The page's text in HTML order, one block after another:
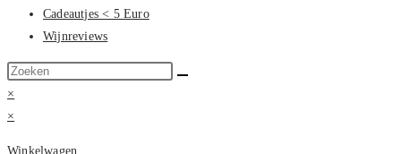
Cadeautjes < 5 Euro
Wijnreviews
Zoek
op
deze
×
×
Winkelwagen